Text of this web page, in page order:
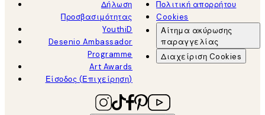
Δήλωση
Προσβασιμότητας
YouthiD
Desenio Ambassador
Programme
Art Awards
Είσοδος (Επιχείρηση)
Πολιτική απορρήτου
Cookies
Αίτημα ακύρωσης
παραγγελίας
Διαχείριση Cookies